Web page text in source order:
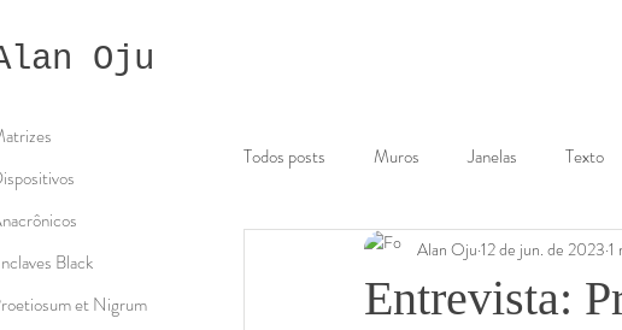
Oju
Todos posts Muros Janelas Texto
Fragmentos Rua Oju Vitruviano
Entrevista:
Alan Oju 12 de jun. de 2023 1
Black
et Nigrum